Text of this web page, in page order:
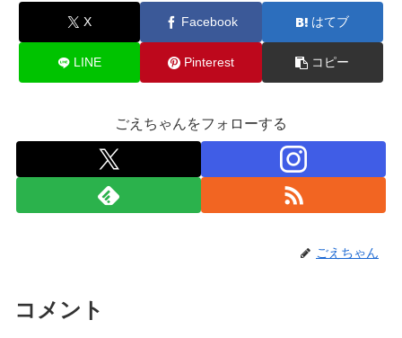
X Facebook はてブ
LINE Pinterest コピー
ごえちゃんをフォローする
ごえちゃん
コメント